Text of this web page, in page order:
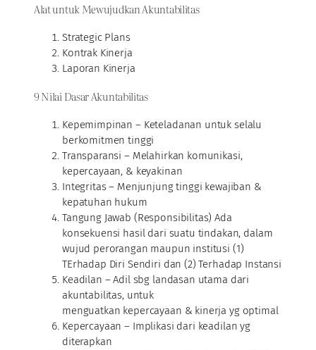
Alat untuk Mewujudkan Akuntabilitas
Strategic Plans
Kontrak Kinerja
Laporan Kinerja
9 Nilai Dasar Akuntabilitas
Kepemimpinan – Keteladanan untuk selalu
berkomitmen tinggi
Transparansi – Melahirkan komunikasi,
kepercayaan, & keyakinan
Integritas – Menjunjung tinggi kewajiban &
kepatuhan hukum
Tangung Jawab (Responsibilitas) Ada
konsekuensi hasil dari suatu tindakan, dalam
wujud perorangan maupun institusi (1)
TErhadap Diri Sendiri dan (2) Terhadap Instansi
Keadilan – Adil sbg landasan utama dari
akuntabilitas, untuk
menguatkan kepercayaan & kinerja yg optimal
Kepercayaan – Implikasi dari keadilan yg
diterapkan